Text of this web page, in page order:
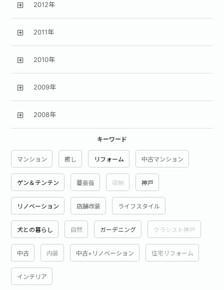
2012年
2011年
2010年
2009年
2008年
キーワード
マンション 癒し リフォーム 中古マンション
ゲン＆テンテン 蔓薔薇 収納 神戸
リノベーション 店舗改装 ライフスタイル
犬との暮らし 自然 ガーデニング クラシスト神戸
中古 内装 中古+リノベーション 住宅リフォーム
インテリア